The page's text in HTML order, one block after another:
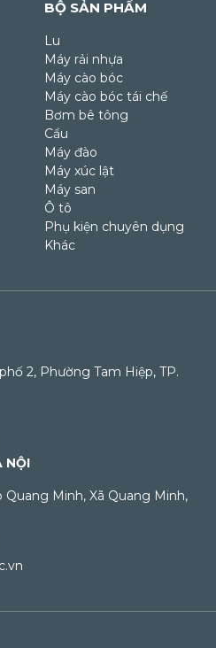
BỘ SẢN PHẨM
Lu
Máy rải nhựa
Máy cào bóc
Máy cào bóc tái chế
Bơm bê tông
Cẩu
Máy đào
Máy xúc lật
Máy san
Ô tô
Phụ kiện chuyên dụng
Khác
2, Phường Tam Hiệp, TP.
NỘI
Quang Minh, Xã Quang Minh,